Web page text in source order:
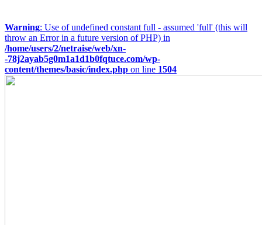
Warning: Use of undefined constant full - assumed 'full' (this will
throw an Error in a future version of PHP) in
/home/users/2/netraise/web/xn-
-78j2ayab5g0m1a1d1b0fqtuce.com/wp-
content/themes/basic/index.php on line 1504